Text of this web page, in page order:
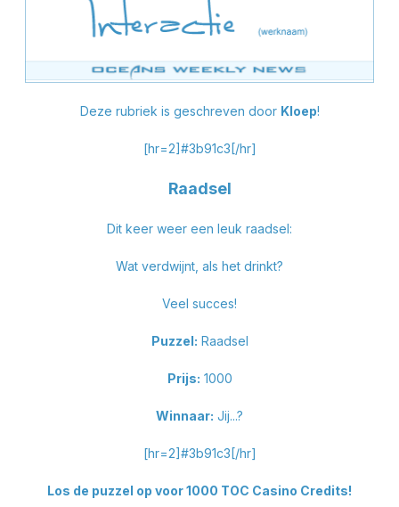
Deze rubriek is geschreven door Kloep!
[hr=2]#3b91c3 [/hr]
Raadsel
Dit keer weer een leuk raadsel:
Wat verdwijnt, als het drinkt?
Veel succes!
Puzzel: Raadsel
Prijs: 1000
Winnaar: Jij...?
[hr=2]#3b91c3 [/hr]
Los de puzzel op voor 1000 TOC Casino Credits!